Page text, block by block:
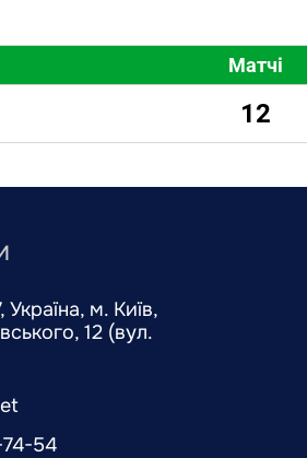
Матчі
12
м. Київ,
12 (вул.
54